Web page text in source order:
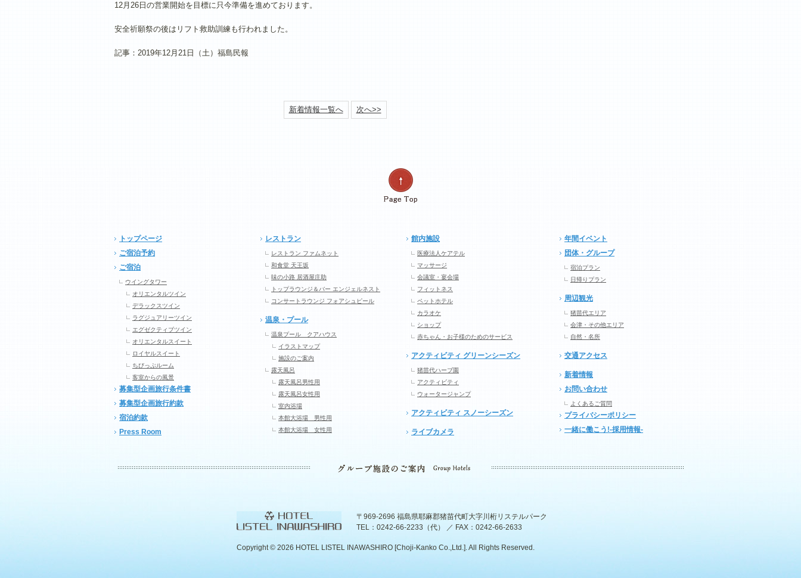
12月26日の営業開始を目標に只今準備を進めております。
安全祈願祭の後はリフト救助訓練も行われました。
記事：2019年12月21日（土）福島民報
新着情報一覧へ 次へ>>
トップページ
ご宿泊予約
ご宿泊
ウイングタワー
オリエンタルツイン
デラックスツイン
ラグジュアリーツイン
エグゼクティブツイン
オリエンタルスイート
ロイヤルスイート
ちびっぷルーム
客室からの風景
募集型企画旅行条件書
募集型企画旅行約款
宿泊約款
Press Room
レストラン
レストラン ファムネット
和食堂 天王坂
味の小路 居酒屋庄助
トップラウンジ＆バー エンジェルネスト
コンサートラウンジ フォアシュピール
温泉・プール
温泉プール クアハウス
イラストマップ
施設のご案内
露天風呂
露天風呂男性用
露天風呂女性用
室内浴場
本館大浴場 男性用
本館大浴場 女性用
館内施設
医療法人ケアテル
マッサージ
会議室・宴会場
フィットネス
ペットホテル
カラオケ
ショップ
赤ちゃん・お子様のためのサービス
アクティビティ グリーンシーズン
猪苗代ハーブ園
アクティビティ
ウォータージャンプ
アクティビティ スノーシーズン
ライブカメラ
年間イベント
団体・グループ
宿泊プラン
日帰りプラン
周辺観光
猪苗代エリア
会津・その他エリア
自然・名所
交通アクセス
新着情報
お問い合わせ
よくあるご質問
プライバシーポリシー
一緒に働こう!-採用情報-
〒969-2696 福島県耶麻郡猪苗代町大字川桁リステルパーク
TEL：0242-66-2233（代） ／ FAX：0242-66-2633
Copyright © 2026 HOTEL LISTEL INAWASHIRO [Choji-Kanko Co.,Ltd.]. All Rights Reserved.